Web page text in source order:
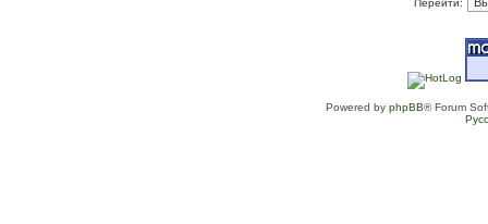
Перейти:
Powered by phpBB® Forum